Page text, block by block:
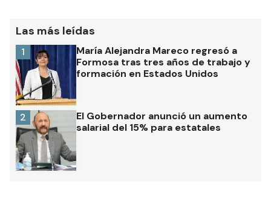
Las más leídas
María Alejandra Mareco regresó a
Formosa tras tres años de trabajo y
formación en Estados Unidos
1
El Gobernador anunció un aumento
salarial del 15% para estatales
2